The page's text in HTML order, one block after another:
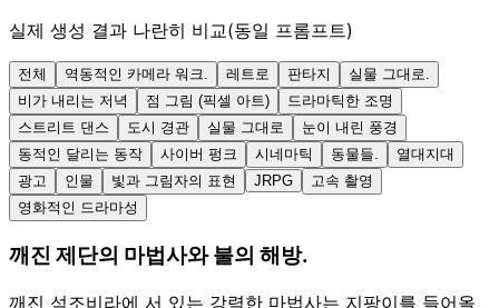
실제 생성 결과 나란히 비교(동일 프롬프트)
전체 역동적인 카메라 워크. 레트로 판타지
실물 그대로.
비가 내리는 저녁
점 그림 (픽셀 아트)
드라마틱한 조명
스트리트 댄스
도시 경관 실물 그대로
눈이 내린 풍경
동적인 달리는 동작
사이버 펑크 시네마틱 동물들.
열대지대
광고
인물 빛과 그림자의 표현 JRPG
고속 촬영
영화적인 드라마성
깨진 제단의 마법사와 불의 해방.
깨진 석조비라에 서 있는 강력한 마법사는 지팡이를 들어올